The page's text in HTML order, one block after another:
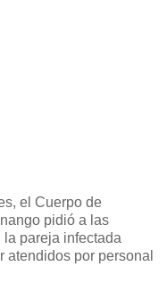
el Cuerpo de
pidió a las
pareja infectada
atendidos por personal